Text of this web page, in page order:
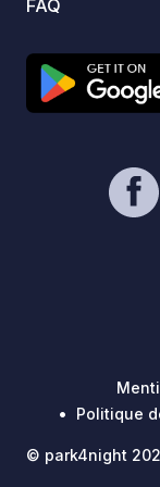
FAQ
Politique
© park4night